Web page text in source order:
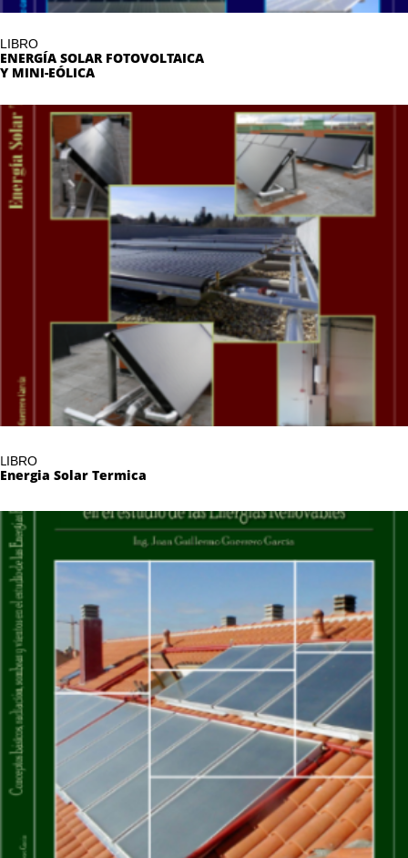
LIBRO
ENERGÍA SOLAR FOTOVOLTAICA
Y MINI-EÓLICA
LIBRO
Energia Solar Termica